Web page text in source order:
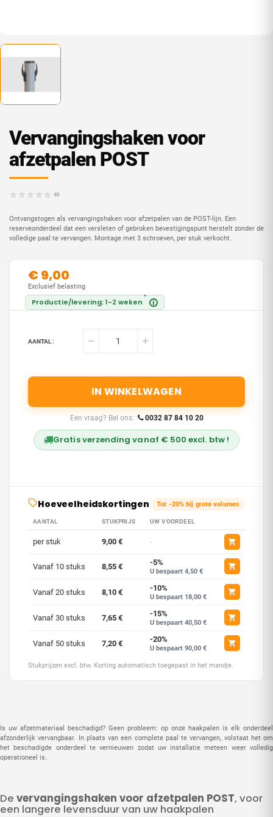
Is uw afzetmateriaal beschadigd? Geen probleem: op onze haakpalen is elk onderdeel
afzonderlijk vervangbaar. In plaats van een complete paal te vervangen, volstaat het om
het beschadigde onderdeel te vernieuwen zodat uw installatie meteen weer volledig
operationeel is.
De vervangingshaken voor afzetpalen POST, voor
een langere levensduur van uw haakpalen
Vervangingshaken voor
afzetpalen POST
(0)
Ontvangstogen als vervangingshaken voor afzetpalen van de POST-lijn. Een
reserveonderdeel dat een versleten of gebroken bevestigingspunt herstelt zonder de
volledige paal te vervangen. Montage met 3 schroeven, per stuk verkocht.
€ 9,00
Productie/levering: 1-2 weken *
i
Exclusief belasting
AANTAL :
IN WINKELWAGEN
Een vraag? Bel ons: 0032 87 84 10 20
Gratis verzending vanaf € 500 excl. btw !
Hoeveelheidskortingen Tot -20% bij grote volumes
AANTAL STUKPRIJS UW VOORDEEL
per stuk 9,00 € -
Vanaf 10 stuks 8,55 € -5%
U bespaart 4,50 €
Vanaf 20 stuks 8,10 € -10%
U bespaart 18,00 €
Vanaf 30 stuks 7,65 € -15%
U bespaart 40,50 €
Vanaf 50 stuks 7,20 € -20%
U bespaart 90,00 €
Stukprijzen excl. btw. Korting automatisch toegepast in het mandje.